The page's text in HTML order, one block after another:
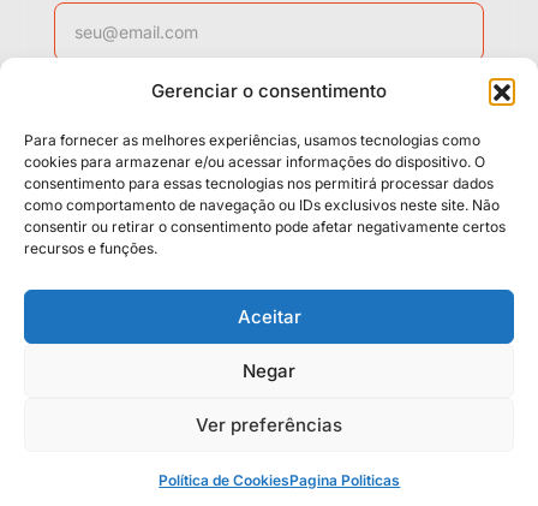
Gerenciar o consentimento
Para fornecer as melhores experiências, usamos tecnologias como
cookies para armazenar e/ou acessar informações do dispositivo. O
consentimento para essas tecnologias nos permitirá processar dados
como comportamento de navegação ou IDs exclusivos neste site. Não
consentir ou retirar o consentimento pode afetar negativamente certos
recursos e funções.
Aceitar
Negar
Ver preferências
Política de CookiesPagina Politicas
Solicitar contato
Políticas Cookies Termos
© 2026 Casa da Mídia. Todos os direitos reservados.
Neo Casa 2026.